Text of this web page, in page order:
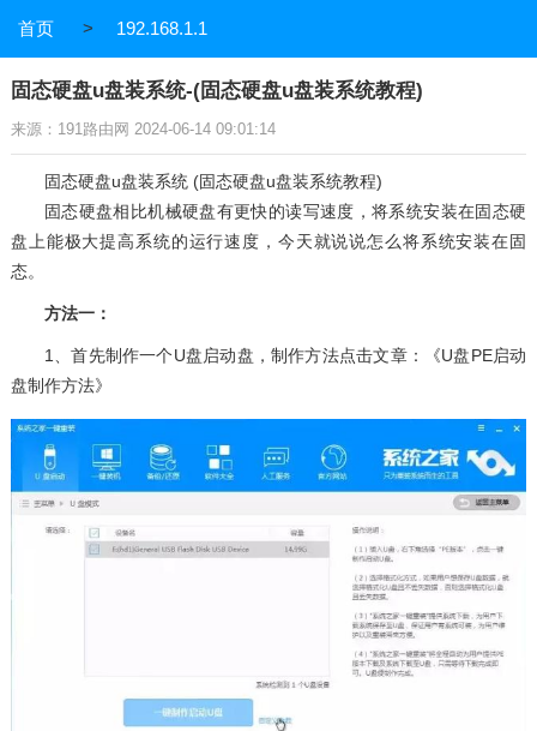
首页 > 192.168.1.1
固态硬盘u盘装系统-(固态硬盘u盘装系统教程)
来源：191路由网 2024-06-14 09:01:14
固态硬盘u盘装系统 (固态硬盘u盘装系统教程)
固态硬盘相比机械硬盘有更快的读写速度，将系统安装在固态硬
盘上能极大提高系统的运行速度，今天就说说怎么将系统安装在固
态。
方法一：
1、首先制作一个U盘启动盘，制作方法点击文章：《U盘PE启动
盘制作方法》